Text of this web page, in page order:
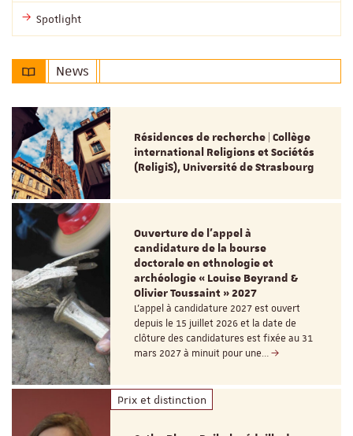
Spotlight
News
Résidences de recherche | Collège
international Religions et Sociétés
(ReligiS), Université de Strasbourg
Ouverture de l'appel à
candidature de la bourse
doctorale en ethnologie et
archéologie « Louise Beyrand &
Olivier Toussaint » 2027
L’appel à candidature 2027 est ouvert
depuis le 15 juillet 2026 et la date de
clôture des candidatures est fixée au 31
mars 2027 à minuit pour une…
Prix et distinction